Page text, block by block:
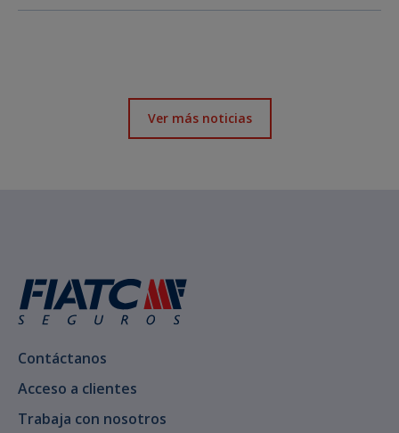
Ver más noticias
Contáctanos
Acceso a clientes
Trabaja con nosotros